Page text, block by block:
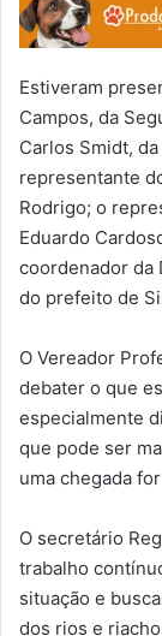
Estiveram
Campos, da
Carlos Smidt,
representante
Rodrigo; o
Eduardo
coordenador da
do prefeito de
O Vereador
debater o que
especialmente
que pode ser
uma chegada
O secretário
trabalho
situação e
dos rios e